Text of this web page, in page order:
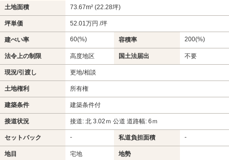
土地面積 73.67m² (22.28坪)
坪単価 52.01万円 /坪
建ぺい率 60(%) 容積率 200(%)
法令上の制限 高度地区 国土法届出 不要
現況/引渡し 更地/相談
土地権利 所有権
建築条件 建築条件付
接道状況 接道: 北 3.02ｍ 公道 道路幅: 6ｍ
セットバック - 私道負担面積 -
地目 宅地 地勢